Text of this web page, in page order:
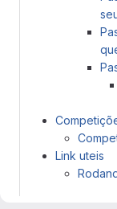
Link uteis